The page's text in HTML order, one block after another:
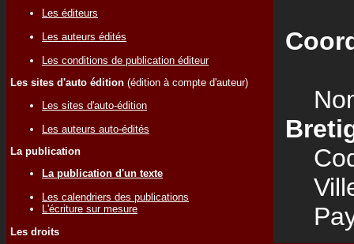
Les éditeurs
Les auteurs édités
Les conditions de publication éditeur
Les sites d'auto édition (édition à compte d'auteur)
Les sites d'auto-édition
Les auteurs auto-édités
La publication
La publication d'un texte
Les calendriers des publications
L'écriture sur mesure
Les droits